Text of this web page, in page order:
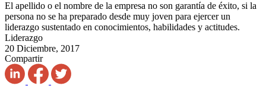
El apellido o el nombre de la empresa no son garantía de éxito, si la
persona no se ha preparado desde muy joven para ejercer un
liderazgo sustentado en conocimientos, habilidades y actitudes.
Liderazgo
20 Diciembre, 2017
Compartir